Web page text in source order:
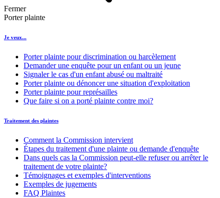
Fermer
Porter plainte
Je veux...
Porter plainte pour discrimination ou harcèlement
Demander une enquête pour un enfant ou un jeune
Signaler le cas d'un enfant abusé ou maltraité
Porter plainte ou dénoncer une situation d'exploitation
Porter plainte pour représailles
Que faire si on a porté plainte contre moi?
Traitement des plaintes
Comment la Commission intervient
Étapes du traitement d'une plainte ou demande d'enquête
Dans quels cas la Commission peut-elle refuser ou arrêter le
traitement de votre plainte?
Témoignages et exemples d'interventions
Exemples de jugements
FAQ Plaintes